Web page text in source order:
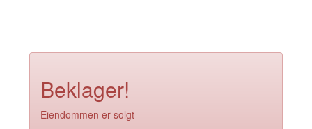
Beklager!
Eiendommen er solgt